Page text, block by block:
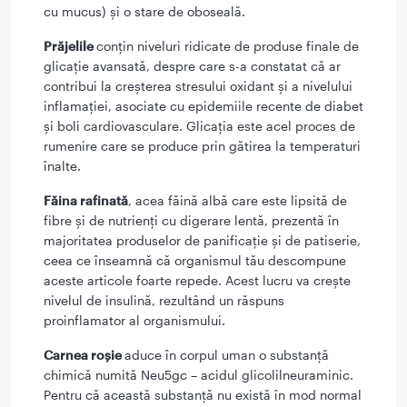
cu mucus) și o stare de oboseală.
Prăjelileconțin niveluri ridicate de produse finale de
glicație avansată, despre care s-a constatat că ar
contribui la creșterea stresului oxidant și a nivelului
inflamației, asociate cu epidemiile recente de diabet
și boli cardiovasculare. Glicația este acel proces de
rumenire care se produce prin gătirea la temperaturi
înalte.
Făina rafinată, acea făină albă care este lipsită de
fibre și de nutrienți cu digerare lentă, prezentă în
majoritatea produselor de panificație și de patiserie,
ceea ce înseamnă că organismul tău descompune
aceste articole foarte repede. Acest lucru va crește
nivelul de insulină, rezultând un răspuns
proinflamator al organismului.
Carnea roșieaduce în corpul uman o substanță
chimică numită Neu5gc – acidul glicolilneuraminic.
Pentru că această substanță nu există în mod normal